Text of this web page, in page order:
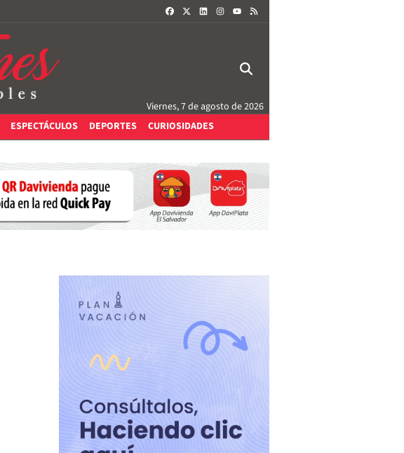
FACEBOOKLINKEDININSTAGRAM
Viernes, 7 de agosto de 2026
ESPECTÁCULOS DEPORTES CURIOSIDADES